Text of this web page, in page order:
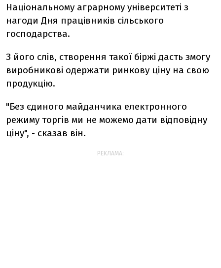
Національному аграрному університеті з
нагоди Дня працівників сільського
господарства.
З його слів, створення такої біржі дасть змогу
виробникові одержати ринкову ціну на свою
продукцію.
"Без єдиного майданчика електронного
режиму торгів ми не можемо дати відповідну
ціну", - сказав він.
РЕКЛАМА: